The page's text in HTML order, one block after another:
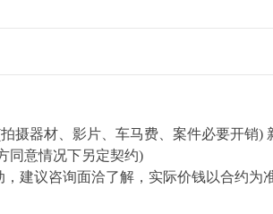
摄器材、影片、车马费、案件必要开销)
同意情况下另定契约)
建议咨询面洽了解，实际价钱以合约为准